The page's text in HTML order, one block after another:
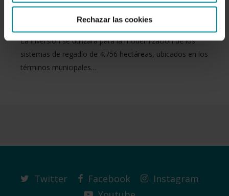
Rechazar las cookies
La inversión se utilizará para la modernización de los
sistemas de regadío de 4.756 hectáreas, ubicados en los
términos municipales…
Twitter Facebook
Instagram